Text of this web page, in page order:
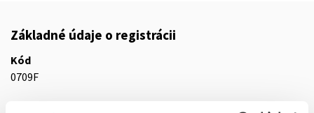
Základné údaje o registrácii
Kód
0709F